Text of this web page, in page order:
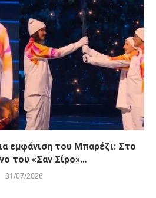
εμφάνιση του Μπαρέζι: Στο
του «Σαν Σίρο»…
31/07/2026